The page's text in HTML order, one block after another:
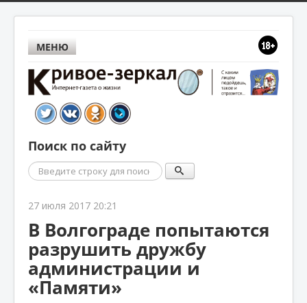
МЕНЮ
Поиск по сайту
Поиск
27 июля 2017 20:21
В Волгограде попытаются
разрушить дружбу
администрации и
«Памяти»